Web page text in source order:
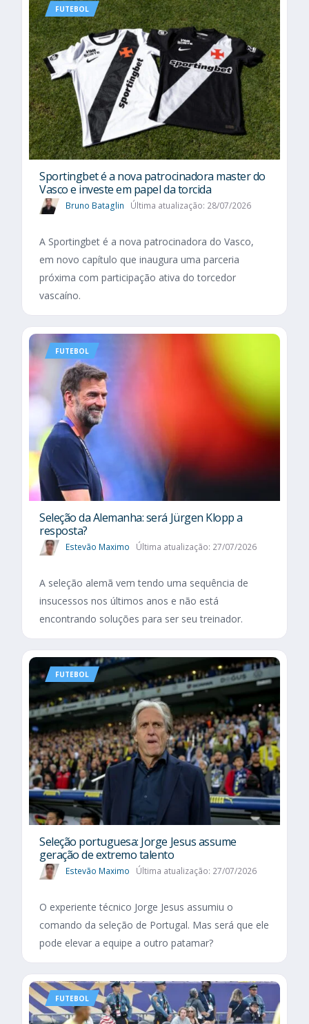
FUTEBOL
Sportingbet é a nova patrocinadora master do
Vasco e investe em papel da torcida
Bruno Bataglin Última atualização: 28/07/2026
A Sportingbet é a nova patrocinadora do Vasco,
em novo capítulo que inaugura uma parceria
próxima com participação ativa do torcedor
vascaíno.
FUTEBOL
Seleção da Alemanha: será Jürgen Klopp a
resposta?
Estevão Maximo Última atualização: 27/07/2026
A seleção alemã vem tendo uma sequência de
insucessos nos últimos anos e não está
encontrando soluções para ser seu treinador.
FUTEBOL
Seleção portuguesa: Jorge Jesus assume
geração de extremo talento
Estevão Maximo Última atualização: 27/07/2026
O experiente técnico Jorge Jesus assumiu o
comando da seleção de Portugal. Mas será que ele
pode elevar a equipe a outro patamar?
FUTEBOL